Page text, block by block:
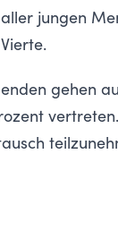
jungen
gehen